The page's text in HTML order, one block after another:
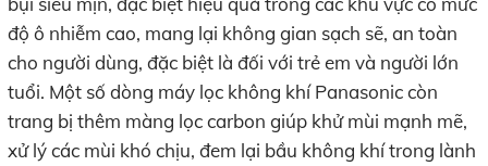
độ ô nhiễm cao, mang lại không gian sạch sẽ, an toàn
cho người dùng, đặc biệt là đối với trẻ em và người lớn
tuổi. Một số dòng máy lọc không khí Panasonic còn
trang bị thêm màng lọc carbon giúp khử mùi mạnh mẽ,
xử lý các mùi khó chịu, đem lại bầu không khí trong lành